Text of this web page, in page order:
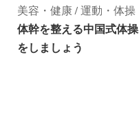
美容・健康 / 運動・体操
体幹を整える中国式体操
をしましょう